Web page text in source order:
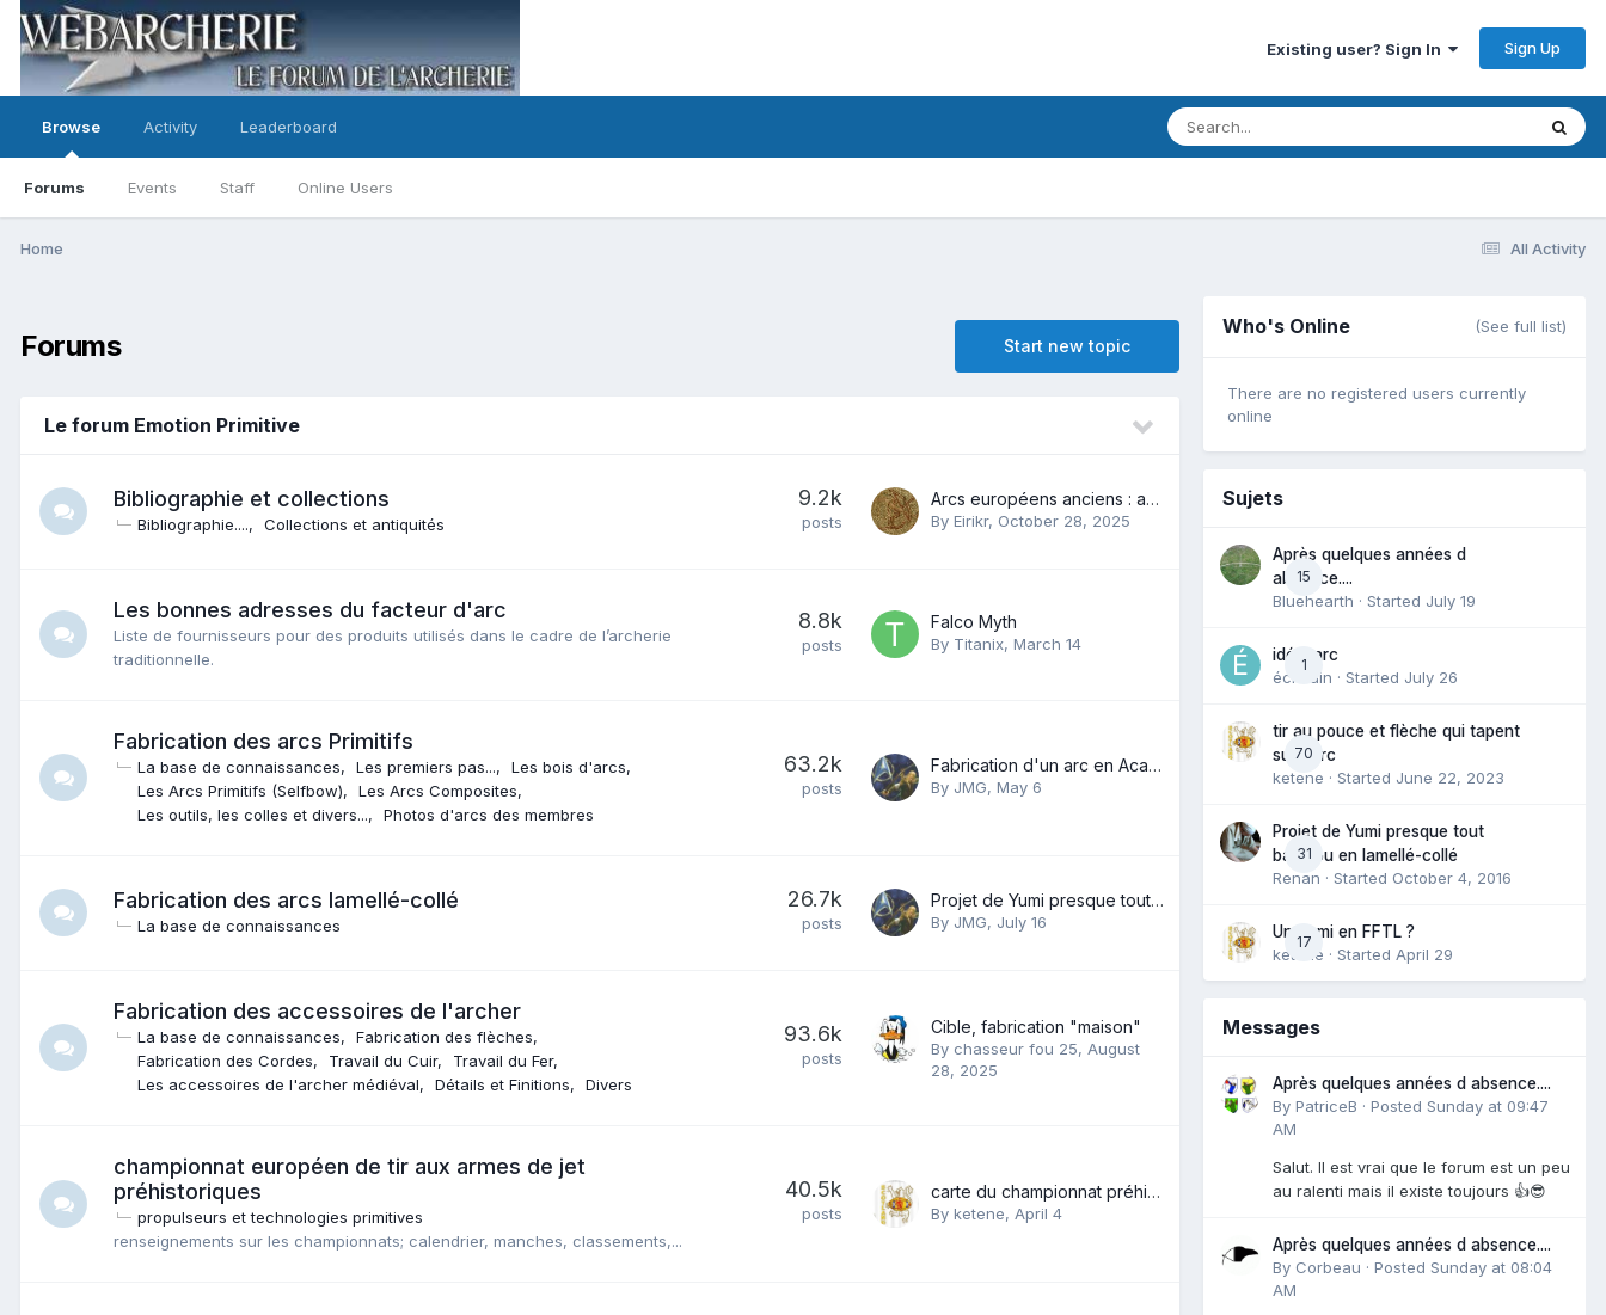
Existing user? Sign In Sign Up
Browse
Forums Events Staff Online Users
Activity Leaderboard
All Activity
Home
Forums Start new topic
Le forum Emotion Primitive
Bibliographie et collections
Bibliographie.... Collections et antiquités
9.2k
posts
Arcs européens anciens : antiques, médiévaux...
By Eirikr, October 28, 2025
Les bonnes adresses du facteur d'arc
Liste de fournisseurs pour des produits utilisés dans le cadre de l’archerie
traditionnelle.
8.8k
posts
Falco Myth
By Titanix, March 14
Fabrication des arcs Primitifs
La base de connaissances Les premiers pas...
Les bois d'arcs
Les Arcs Primitifs (Selfbow)
Les Arcs Composites
Les outils, les colles et divers...
Photos d'arcs des membres
63.2k
posts
Fabrication d'un arc en Acacia ( robinier)
By JMG, May 6
Fabrication des arcs lamellé-collé
La base de connaissances
26.7k
posts
Projet de Yumi presque tout bambou en lamellé-collé
By JMG, July 16
Fabrication des accessoires de l'archer
La base de connaissances
Fabrication des flèches
Fabrication des Cordes
Travail du Cuir
Travail du Fer
Les accessoires de l'archer médiéval
Détails et Finitions Divers
93.6k
posts
Cible, fabrication "maison"
By chasseur fou 25, August
28, 2025
championnat européen de tir aux armes de jet
préhistoriques
propulseurs et technologies primitives
renseignements sur les championnats; calendrier, manches, classements,...
40.5k
posts
carte du championnat préhisto 2026
By ketene, April 4
Who's Online (See full list)
There are no registered users currently
online
Sujets
15
Après quelques années d
absence....
Bluehearth · Started July 19
1
idéal arc
écrivain · Started July 26
70
tir au pouce et flèche qui tapent
sur l'arc
ketene · Started June 22, 2023
31
Projet de Yumi presque tout
bambou en lamellé-collé
Renan · Started October 4, 2016
17
Un Yumi en FFTL ?
ketene · Started April 29
Messages
Après quelques années d absence....
By PatriceB · Posted Sunday at 09:47
AM
Salut. Il est vrai que le forum est un peu
au ralenti mais il existe toujours 👍😎
Après quelques années d absence....
By Corbeau · Posted Sunday at 08:04
AM